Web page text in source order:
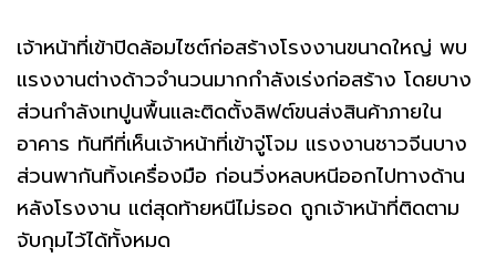
เจ้าหน้าที่เข้าปิดล้อมไซต์ก่อสร้างโรงงานขนาดใหญ่ พบ
แรงงานต่างด้าวจำนวนมากกำลังเร่งก่อสร้าง โดยบาง
ส่วนกำลังเทปูนพื้นและติดตั้งลิฟต์ขนส่งสินค้าภายใน
อาคาร ทันทีที่เห็นเจ้าหน้าที่เข้าจู่โจม แรงงานชาวจีนบาง
ส่วนพากันทิ้งเครื่องมือ ก่อนวิ่งหลบหนีออกไปทางด้าน
หลังโรงงาน แต่สุดท้ายหนีไม่รอด ถูกเจ้าหน้าที่ติดตาม
จับกุมไว้ได้ทั้งหมด